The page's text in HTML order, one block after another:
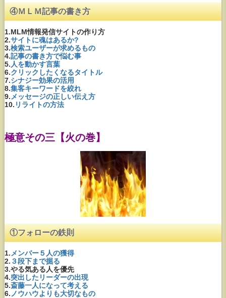
④ＭＬＭ記事の書き方
1.MLM情報発信サイトの作り方
2.サイトに魂はあるか?
3.検索ユーザーが求めるもの
4.記事の書き方で悩む事
5. 人を動かす言葉
6.クリックしたくなるタイトル
7.シナジー効果の活用
8.集客キーワードを絞れ
9. メッセージの正しい伝え方
10. リライトの方法
極意その三【火の巻】
①フォローの鉄則
1. メンバー５人の獲得
2. ３段下まで掘る
3.やる気ある人を優先
4.突出したリーダーの出現
5.斎藤一人になって考える
6. ノウハウよりも大切なもの